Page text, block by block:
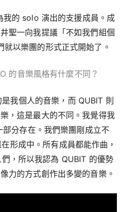
我的 solo 演出的支援成員。成
聖一向我提議「不如我們組個
以樂團的形式正式開始了。
的音樂風格有什麼不同？
我個人的音樂，而 QUBIT 則
，這是最大的不同。我覺得我
分存在。我們樂團剛成立不
形成中。所有成員都能作曲，
，所以我認為 QUBIT 的優勢
力的方式創作出多變的音樂。